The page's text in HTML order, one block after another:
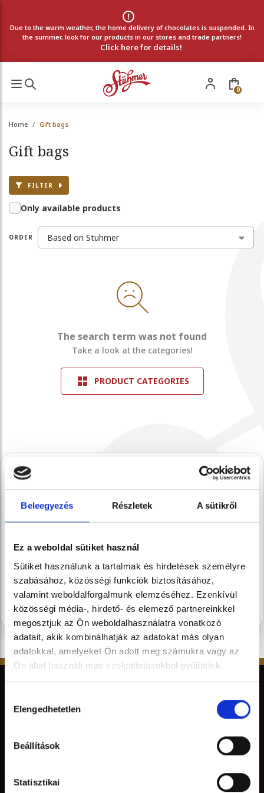
Beleegyezés Részletek A sütikről
Ez a weboldal sütiket használ
Sütiket használunk a tartalmak és hirdetések személyre
szabásához, közösségi funkciók biztosításához,
valamint weboldalforgalmunk elemzéséhez. Ezenkívül
közösségi média-, hirdető- és elemező partnereinkkel
megosztjuk az Ön weboldalhasználatra vonatkozó
adatait, akik kombinálhatják az adatokat más olyan
adatokkal, amelyeket Ön adott meg számukra vagy az
Ön által használt más szolgáltatásokból gyűjtöttek.
kiválasztása
Elengedhetetlen
Beállítások
Statisztikai
Due to the warm weather, the home delivery of chocolates is suspended. In
the summer, look for our products in our stores and trade partners!
Click here for details!
0
Home Gift bags
Gift bags
FILTER
Only available products
ORDER
The search term was not found
Take a look at the categories!
PRODUCT CATEGORIES
A Stühmernél mindig
készül valami.
Iratkozz fel, és elsőként értesülsz a
szezon legédesebb újdonságairól.
SUBSCRIBE